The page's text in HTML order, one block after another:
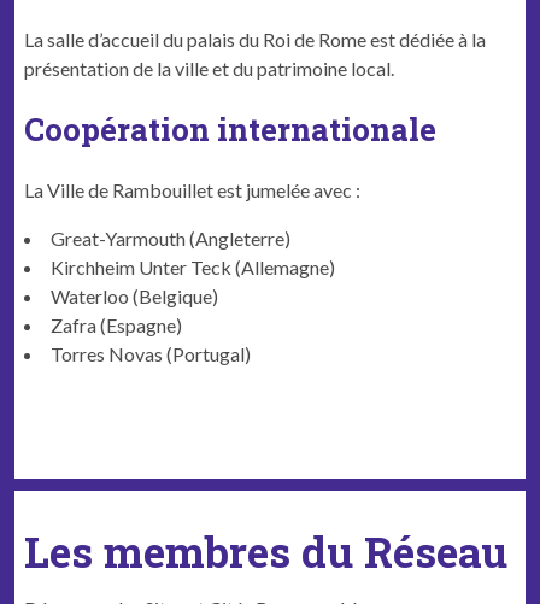
La salle d’accueil du palais du Roi de Rome est dédiée à la
présentation de la ville et du patrimoine local.
Coopération internationale
La Ville de Ram­bouil­let est jumelée avec :
Great-Yarmouth (Angleterre)
Kirch­heim Unter Teck (Alle­magne)
Water­loo (Bel­gique)
Zafra (Espagne)
Tor­res Novas (Por­tu­gal)
Les membres du Réseau